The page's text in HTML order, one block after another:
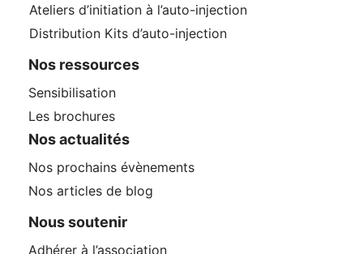
Ateliers d’initiation à l’auto-injection
Distribution Kits d’auto-injection
Nos ressources
Sensibilisation
Les brochures
Nos actualités
Nos prochains évènements
Nos articles de blog
Nous soutenir
Adhérer à l’association